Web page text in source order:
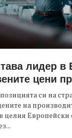
лидер в
цени
си на
на
Европейски